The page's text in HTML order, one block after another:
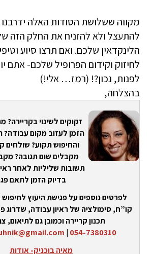
מקווה ששלושת הסודות האלה
להתעצל ולא להזניח את החלק הזה
הלינקדאין שלכם. ואם תרצו סיוע
לחיזוק וקידום הפרופיל שלכם- אתם
לפנות, נכון?! (רמז… אלי!)
בהצלחה,
זקוקים לשינוי
הזמן לעזוב מקום
והחיפוש תקוע? שולחים
מקבלים שום תגובה?
תשובות שליליות לאחר
בדיוק הזמן לתאם
לפרטים נוספים על פגישת היעוץ
קו”ח, סימולציה של ראיון עבודה, שדרוג
תכנון קריירה וכמובן גם לתיאום,
054-7380310
|
מאיה בוכניק- אודות